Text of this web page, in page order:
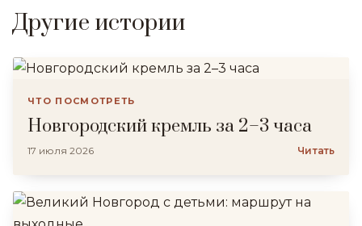
Другие истории
ЧТО ПОСМОТРЕТЬ
Новгородский кремль за 2–3 часа
17 июля 2026 Читать